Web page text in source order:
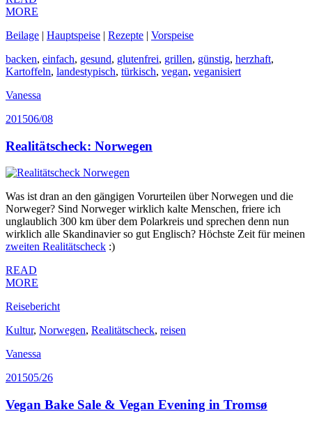
MORE
Beilage | Hauptspeise | Rezepte | Vorspeise
backen, einfach, gesund, glutenfrei, grillen, günstig, herzhaft,
Kartoffeln, landestypisch, türkisch, vegan, veganisiert
Vanessa
201506/08
Realitätscheck: Norwegen
Was ist dran an den gängigen Vorurteilen über Norwegen und die
Norweger? Sind Norweger wirklich kalte Menschen, friere ich
unglaublich 300 km über dem Polarkreis und sprechen denn nun
wirklich alle Skandinavier so gut Englisch? Höchste Zeit für meinen
zweiten Realitätscheck :)
READ
MORE
Reisebericht
Kultur, Norwegen, Realitätscheck, reisen
Vanessa
201505/26
Vegan Bake Sale & Vegan Evening in Tromsø